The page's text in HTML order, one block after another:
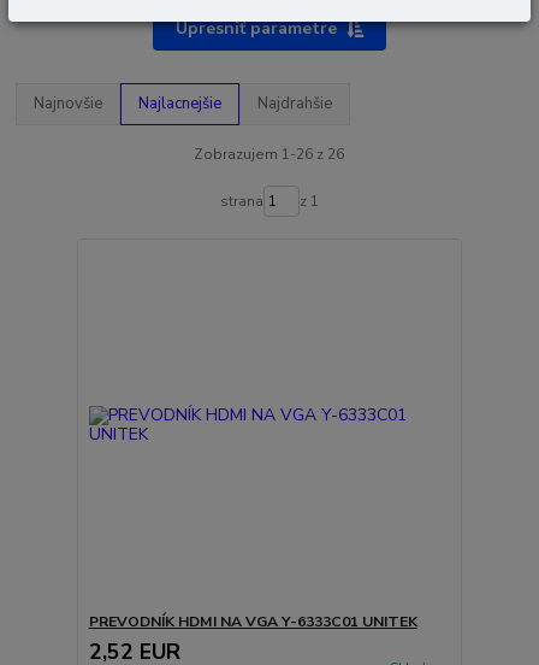
Upresniť parametre
Najnovšie Najlacnejšie Najdrahšie
Zobrazujem 1-26 z 26
strana z 1
PREVODNÍK HDMI NA VGA Y-6333C01 UNITEK
2,52 EUR